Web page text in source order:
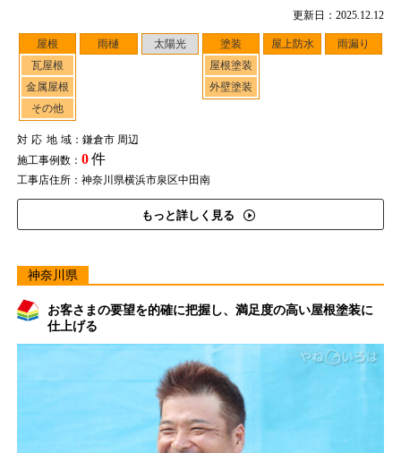
更新日：2025.12.12
屋根
瓦屋根
金属屋根
その他
雨樋 太陽光
塗装
屋根塗装
外壁塗装
屋上防水 雨漏り
対応地域：鎌倉市 周辺
施工事例数： 0件
工事店住所：神奈川県横浜市泉区中田南
もっと詳しく見る
神奈川県
お客さまの要望を的確に把握し、満足度の高い屋根塗装に
仕上げる